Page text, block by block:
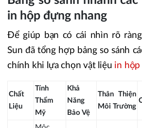
in hộp đựng nhang
Để giúp bạn có cái nhìn rõ
Sun đã tổng hợp bảng so sánh
chính khi lựa chọn vật liệu in hộp
Chất
Liệu
Tính
Thẩm
Mỹ
Khả
Năng
Bảo Vệ
Thân Thiện
Môi Trường